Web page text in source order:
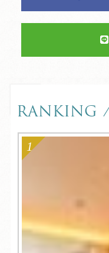
RANKING /